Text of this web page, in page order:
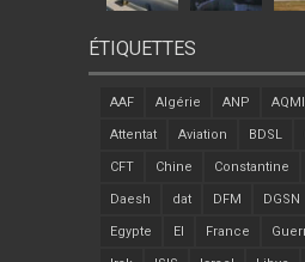
ÉTIQUETTES
AAF Algérie ANP AQMI
Attentat Aviation BDSL
CFT Chine Constantine
Daesh dat DFM DGSN
Egypte EI France